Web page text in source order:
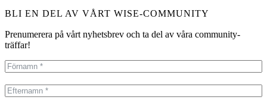
BLI EN DEL AV VÅRT WISE-COMMUNITY
Prenumerera på vårt nyhetsbrev och ta del av våra community-
träffar!